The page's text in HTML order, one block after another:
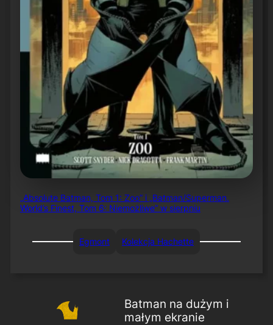
„Absolute Batman, Tom 1: Zoo” i „Batman/Superman.
World’s Finest, Tom 6: Niemożliwe” w sierpniu
Egmont Kolekcja Hachette
Batman na dużym i
małym ekranie